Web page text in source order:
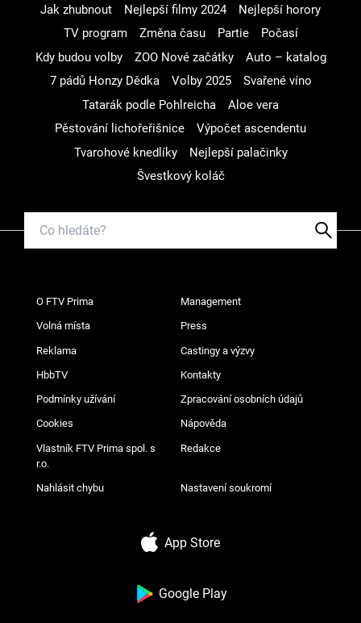
Jak zhubnout Nejlepší filmy 2024
Nejlepší horory
TV program
Změna času Partie
Počasí
Kdy budou volby
ZOO Nové začátky
Auto – katalog
7 pádů Honzy Dědka
Volby 2025
Svařené víno
Tatarák podle Pohlreicha
Aloe vera
Pěstování lichořeřišnice
Výpočet ascendentu
Tvarohové knedlíky
Nejlepší palačinky
Švestkový koláč
O FTV Prima Management
Volná místa Press
Reklama Castingy a výzvy
HbbTV Kontakty
Podmínky užívání Zpracování osobních údajů
Cookies Nápověda
Vlastník FTV Prima spol. s
r.o.
Redakce
Nahlásit chybu Nastavení soukromí
App Store
Google Play